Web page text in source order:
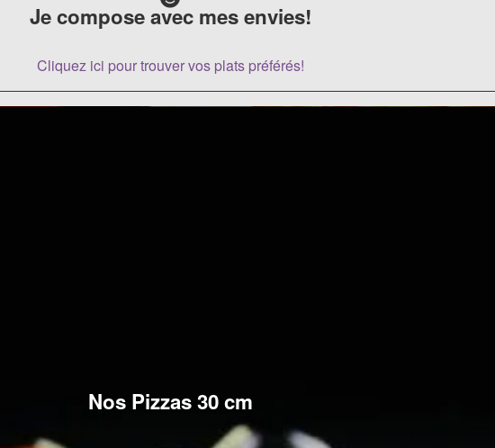
Je compose avec mes envies!
Cliquez ici pour trouver vos plats préférés!
Nos Pizzas 30 cm